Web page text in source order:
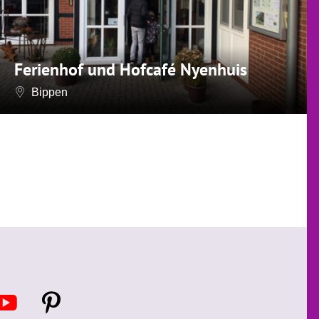
Ferienhof und Hofcafé Nyenhuis
Bippen
P